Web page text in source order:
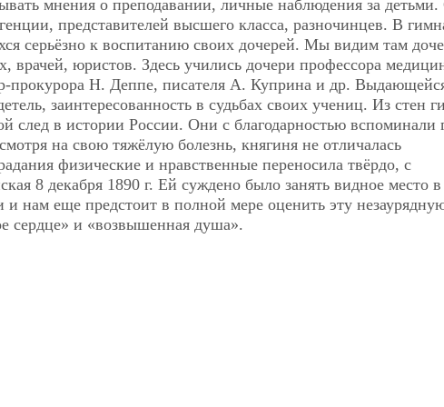
мнения о преподавании, личные наблюдения за
представителей высшего класса, разночинцев. В
серьёзно к воспитанию своих дочерей. Мы видим там
врачей, юристов. Здесь учились дочери профессора
прокурора Н. Деппе, писателя А. Куприна и др.
заинтересованность в судьбах своих учениц. Из стен
в истории России. Они с благодарностью вспоминали
на свою тяжёлую болезнь, княгиня не отличалась
физические и нравственные переносила твёрдо, с
8 декабря 1890 г. Ей суждено было занять видное место в
и нам еще предстоит в полной мере оценить эту
сердце» и «возвышенная душа».